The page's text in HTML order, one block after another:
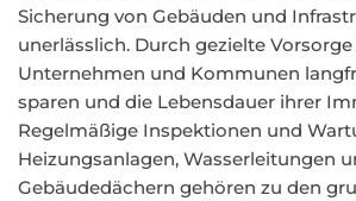
Sicherung von Gebäuden und
unerlässlich. Durch gezielte
Unternehmen und Kommunen
sparen und die Lebensdauer ihrer
Regelmäßige Inspektionen und
Heizungsanlagen, Wasserleitungen
Gebäudedächern gehören zu den